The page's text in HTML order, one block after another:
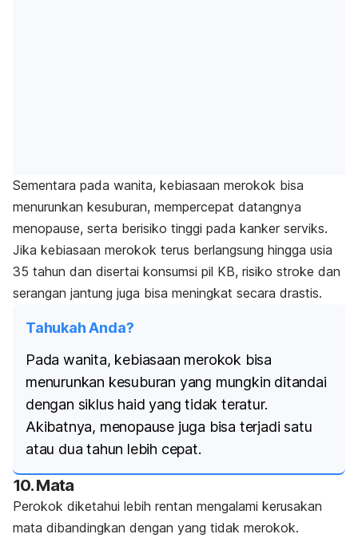
Sementara pada wanita, kebiasaan merokok bisa
menurunkan kesuburan, mempercepat datangnya
menopause, serta berisiko tinggi pada kanker serviks.
Jika kebiasaan merokok terus berlangsung hingga usia
35 tahun dan disertai konsumsi pil KB, risiko stroke dan
serangan jantung juga bisa meningkat secara drastis.
Tahukah Anda?
Pada wanita, kebiasaan merokok bisa
menurunkan kesuburan yang mungkin ditandai
dengan siklus haid yang tidak teratur.
Akibatnya, menopause juga bisa terjadi satu
atau dua tahun lebih cepat.
10. Mata
Perokok diketahui lebih rentan mengalami kerusakan
mata dibandingkan dengan yang tidak merokok.